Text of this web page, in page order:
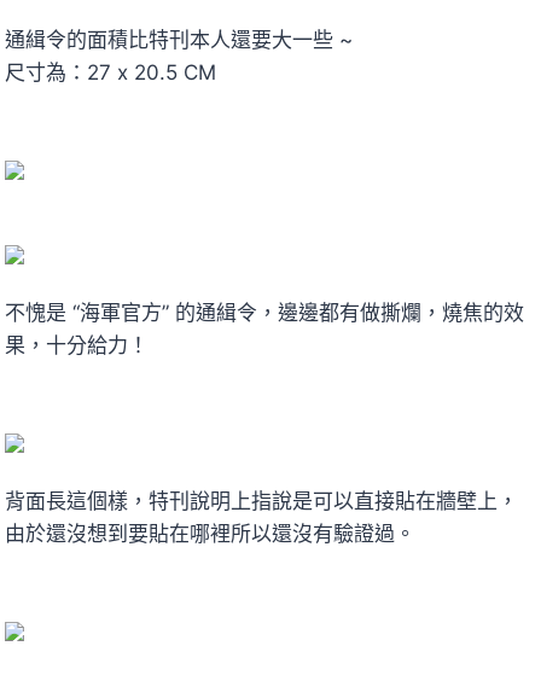
通緝令的面積比特刊本人還要大一些 ~
尺寸為：27 x 20.5 CM
不愧是 “海軍官方” 的通緝令，邊邊都有做撕爛，燒焦的效
果，十分給力！
背面長這個樣，特刊說明上指說是可以直接貼在牆壁上，
由於還沒想到要貼在哪裡所以還沒有驗證過。